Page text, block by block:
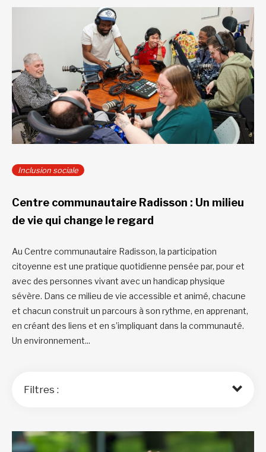
Inclusion sociale
Centre communautaire Radisson : Un milieu
de vie qui change le regard
Au Centre communautaire Radisson, la participation
citoyenne est une pratique quotidienne pensée par, pour et
avec des personnes vivant avec un handicap physique
sévère. Dans ce milieu de vie accessible et animé, chacune
et chacun construit un parcours à son rythme, en apprenant,
en créant des liens et en s’impliquant dans la communauté.
Un environnement...
Filtres :